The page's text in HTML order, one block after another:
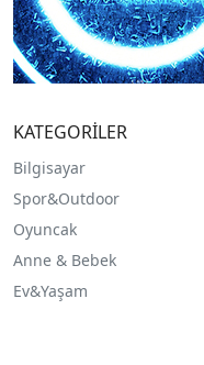
KATEGORİLER
Bilgisayar
Spor&Outdoor
Oyuncak
Anne & Bebek
Ev&Yaşam